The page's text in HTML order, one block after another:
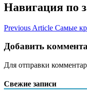
Навигация по
Previous Article Самые
Добавить
Для отправки
Свежие записи